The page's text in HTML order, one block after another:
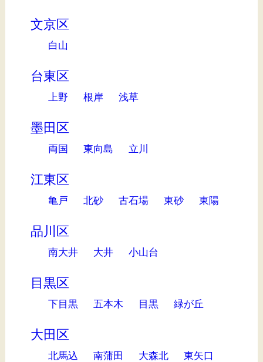
文京区
白山
台東区
上野 根岸 浅草
墨田区
両国 東向島 立川
江東区
亀戸 北砂 古石場 東砂 東陽
品川区
南大井 大井 小山台
目黒区
下目黒 五本木 目黒 緑が丘
大田区
北馬込 南蒲田 大森北 東矢口